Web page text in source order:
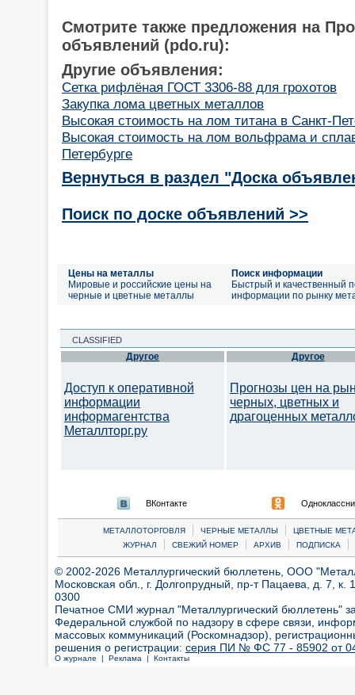
Смотрите также предложения на
объявлений (pdo.ru):
Другие объявления:
Сетка рифлёная ГОСТ 3306-88 для грохотов
Закупка лома цветных металлов
Высокая стоимость на лом титана в Санкт-
Высокая стоимость на лом вольфрама и
Петербурге
Вернуться в раздел "Доска
Поиск по доске объявлений >>
Цены на металлы
Мировые и российские цены на
черные и цветные металлы
Поиск информации
Быстрый и качественный
информации по рынку
CLASSIFIED
Другое
Доступ к оперативной
информации
информагентства
Металлторг.ру
Другое
Прогнозы цен на
черных, цветных и
драгоценных
ВКонтакте
МЕТАЛЛОТОРГОВЛЯ | ЧЕРНЫЕ МЕТАЛЛЫ |
ЦВЕТНЫЕ
ЖУРНАЛ
| СВЕЖИЙ НОМЕР | АРХИВ | ПОДПИСКА |
© 2002-2026 Металлургический бюллетень, ООО
Московская обл., г. Долгопрудный, пр-т Пацаева, д. 7,
0300
Печатное СМИ журнал "Металлургический бюллетень"
Федеральной службой по надзору в сфере связи,
массовых коммуникаций (Роскомнадзор),
решения о регистрации: серия ПИ № ФС 77 - 85902 от 04
О журнале | Реклама | Контакты